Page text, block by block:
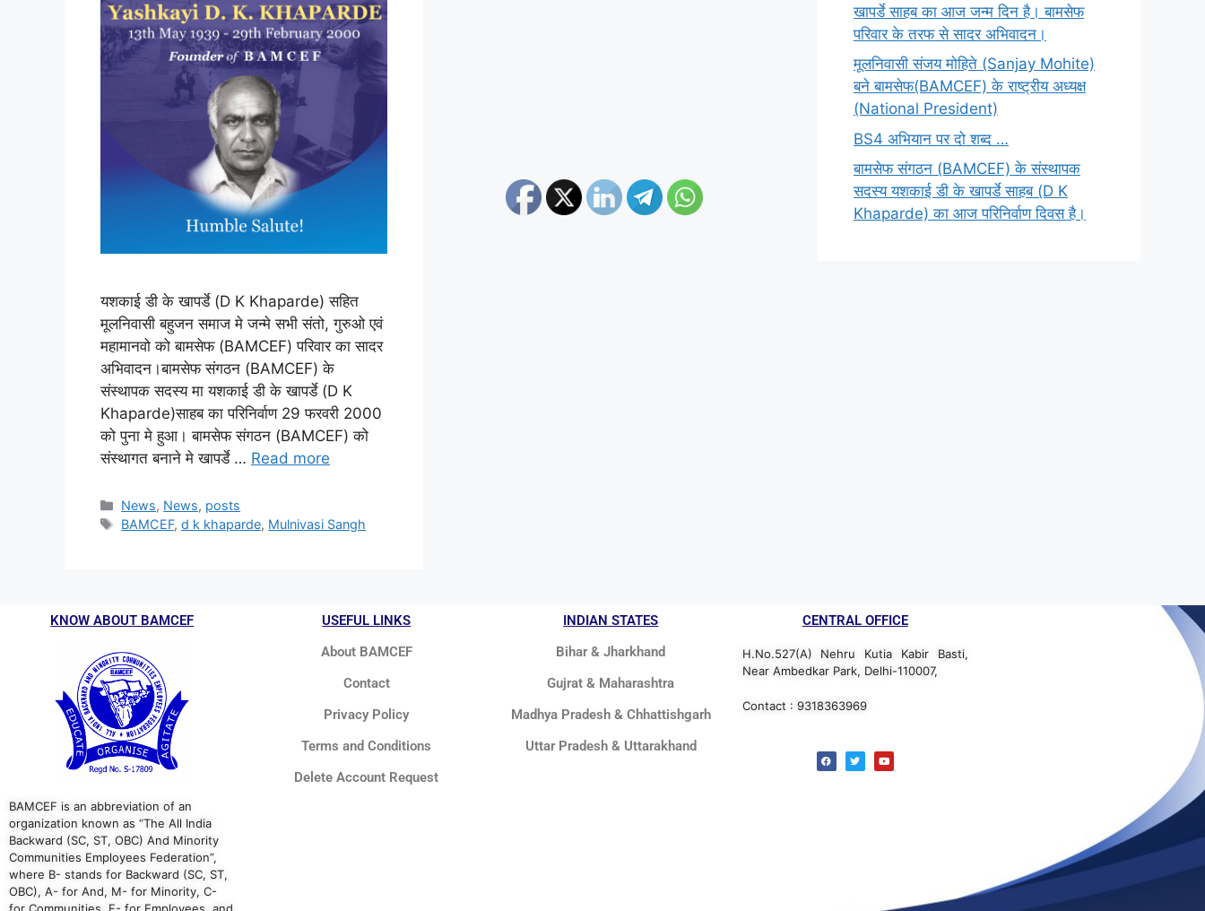
यशकाई डी के खापर्डे (D K Khaparde) सहित
मूलनिवासी बहुजन समाज मे जन्मे सभी संतो, गुरुओ एवं
महामानवो को बामसेफ (BAMCEF) परिवार का सादर
अभिवादन।बामसेफ संगठन (BAMCEF) के
संस्थापक सदस्य मा यशकाई डी के खापर्डे (D K
Khaparde)साहब का परिनिर्वाण 29 फरवरी 2000
को पुना मे हुआ। बामसेफ संगठन (BAMCEF) को
संस्थागत बनाने मे खापर्डे … Read more
News, News, posts
BAMCEF,d k khaparde, Mulnivasi Sangh
खापर्डे साहब का आज जन्म दिन है। बामसेफ
परिवार के तरफ से सादर अभिवादन।
मूलनिवासी संजय मोहिते (Sanjay Mohite)
बने बामसेफ(BAMCEF) के राष्ट्रीय अध्यक्ष
(National President)
BS4 अभियान पर दो शब्द …
बामसेफ संगठन (BAMCEF) के संस्थापक
सदस्य यशकाई डी के खापर्डे साहब (D K
Khaparde) का आज परिनिर्वाण दिवस है।
KNOW ABOUT BAMCEF
BAMCEF is an abbreviation of an
organization known as “The All India
Backward (SC, ST, OBC) And Minority
Communities Employees Federation”,
where B- stands for Backward (SC, ST,
OBC), A- for And, M- for Minority, C-
USEFUL LINKS
About BAMCEF
Contact
Privacy Policy
Terms and Conditions
Delete Account Request
INDIAN STATES
Bihar & Jharkhand
Gujrat & Maharashtra
Madhya Pradesh & Chhattishgarh
Uttar Pradesh & Uttarakhand
CENTRAL OFFICE
H.No.527(A) Nehru Kutia Kabir Basti,
Near Ambedkar Park, Delhi-110007,
Contact : 9318363969